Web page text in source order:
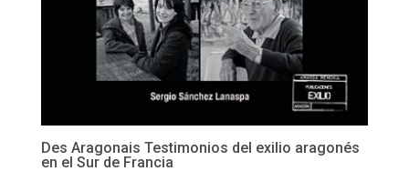
Des Aragonais Testimonios del exilio aragonés
en el Sur de Francia